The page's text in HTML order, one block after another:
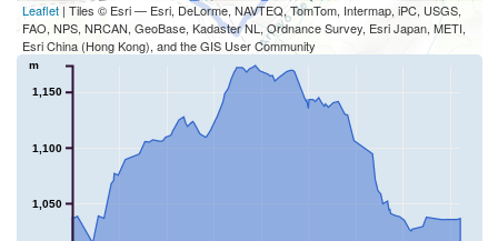
Leaflet | Tiles © Esri — Esri, DeLorme, NAVTEQ, TomTom, Intermap, iPC, USGS,
FAO, NPS, NRCAN, GeoBase, Kadaster NL, Ordnance Survey, Esri Japan, METI,
Esri China (Hong Kong), and the GIS User Community
1,050
1,100
1,150
m